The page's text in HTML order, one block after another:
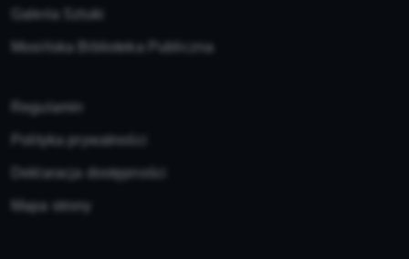
Galeria Sztuki
Mosińska Biblioteka Publiczna
Regulamin
Polityka prywatności
Deklaracja dostępności
Mapa strony